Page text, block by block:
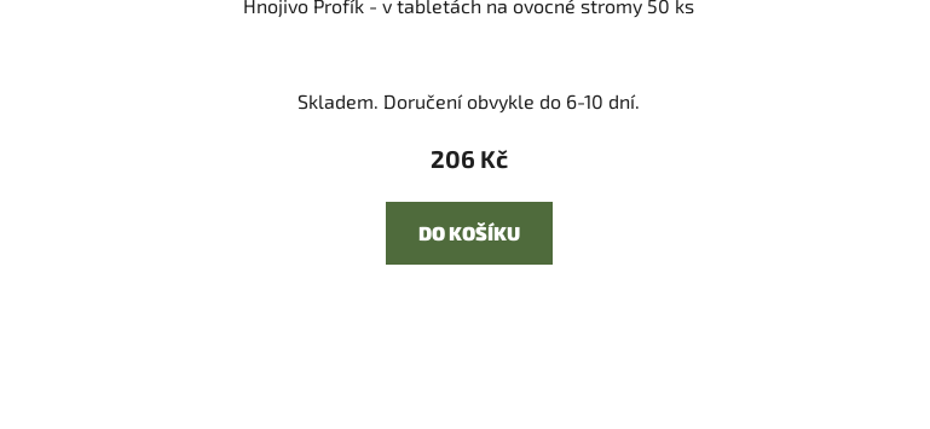
Hnojivo Profík - v tabletách na ovocné stromy 50 ks
Skladem. Doručení obvykle do 6-10 dní.
206 Kč
DO KOŠÍKU